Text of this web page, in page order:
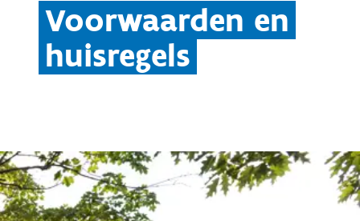
Voorwaarden en
huisregels